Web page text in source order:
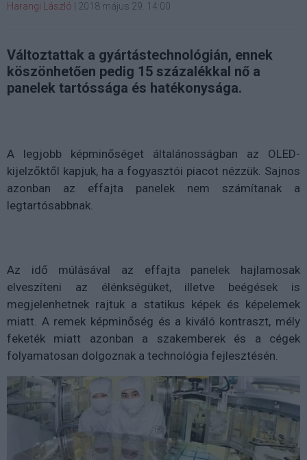
Harangi László 2018 május 29. 14:00
Változtattak a gyártástechnológián, ennek
köszönhetően pedig 15 százalékkal nő a
panelek tartóssága és hatékonysága.
A legjobb képminőséget általánosságban az OLED-
kijelzőktől kapjuk, ha a fogyasztói piacot nézzük. Sajnos
azonban az effajta panelek nem számítanak a
legtartósabbnak.
Az idő múlásával az effajta panelek hajlamosak
elveszíteni az élénkségüket, illetve beégések is
megjelenhetnek rajtuk a statikus képek és képelemek
miatt. A remek képminőség és a kiváló kontraszt, mély
feketék miatt azonban a szakemberek és a cégek
folyamatosan dolgoznak a technológia fejlesztésén.